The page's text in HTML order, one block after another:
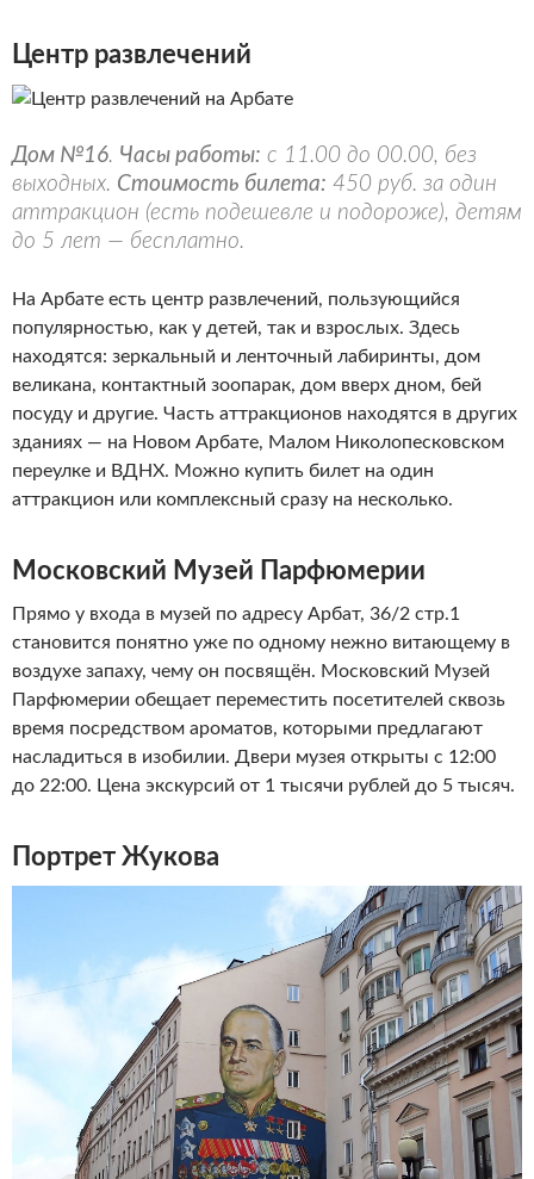
Центр развлечений
Дом №16. Часы работы: с 11.00 до 00.00, без
выходных. Стоимость билета: 450 руб. за один
аттракцион (есть подешевле и подороже), детям
до 5 лет — бесплатно.
На Арбате есть центр развлечений, пользующийся
популярностью, как у детей, так и взрослых. Здесь
находятся: зеркальный и ленточный лабиринты, дом
великана, контактный зоопарак, дом вверх дном, бей
посуду и другие. Часть аттракционов находятся в других
зданиях — на Новом Арбате, Малом Николопесковском
переулке и ВДНХ. Можно купить билет на один
аттракцион или комплексный сразу на несколько.
Московский Музей Парфюмерии
Прямо у входа в музей по адресу Арбат, 36/2 стр.1
становится понятно уже по одному нежно витающему в
воздухе запаху, чему он посвящён. Московский Музей
Парфюмерии обещает переместить посетителей сквозь
время посредством ароматов, которыми предлагают
насладиться в изобилии. Двери музея открыты с 12:00
до 22:00. Цена экскурсий от 1 тысячи рублей до 5 тысяч.
Портрет Жукова